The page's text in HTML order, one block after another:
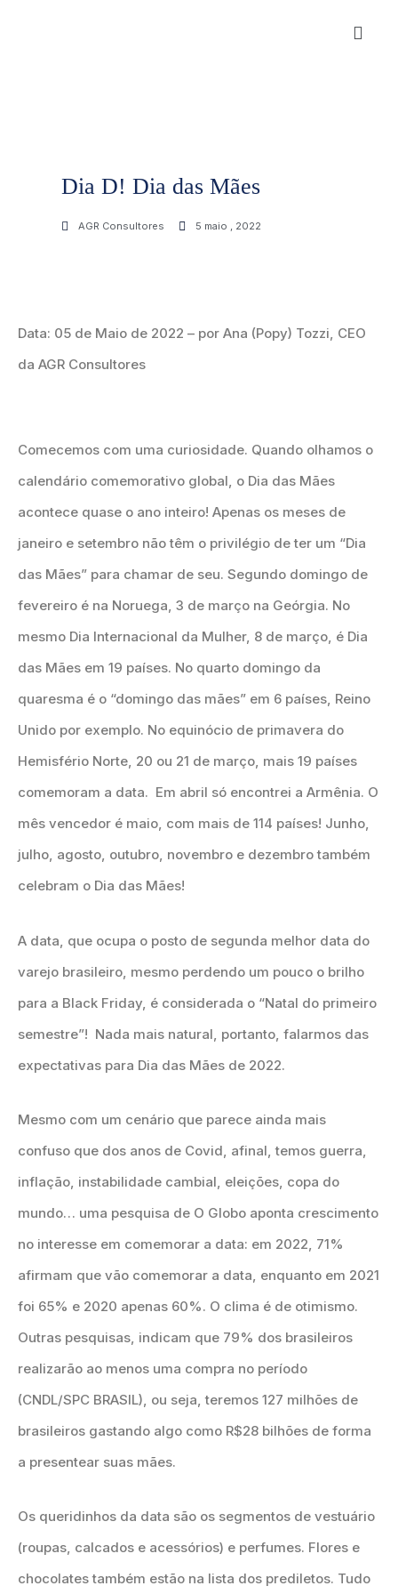
Dia D! Dia das Mães
AGR Consultores 5 maio , 2022
Data: 05 de Maio de 2022 – por Ana (Popy) Tozzi, CEO
da AGR Consultores
Comecemos com uma curiosidade. Quando olhamos o
calendário comemorativo global, o Dia das Mães
acontece quase o ano inteiro! Apenas os meses de
janeiro e setembro não têm o privilégio de ter um “Dia
das Mães” para chamar de seu. Segundo domingo de
fevereiro é na Noruega, 3 de março na Geórgia. No
mesmo Dia Internacional da Mulher, 8 de março, é Dia
das Mães em 19 países. No quarto domingo da
quaresma é o “domingo das mães” em 6 países, Reino
Unido por exemplo. No equinócio de primavera do
Hemisfério Norte, 20 ou 21 de março, mais 19 países
comemoram a data. Em abril só encontrei a Armênia. O
mês vencedor é maio, com mais de 114 países! Junho,
julho, agosto, outubro, novembro e dezembro também
celebram o Dia das Mães!
A data, que ocupa o posto de segunda melhor data do
varejo brasileiro, mesmo perdendo um pouco o brilho
para a Black Friday, é considerada o “Natal do primeiro
semestre”! Nada mais natural, portanto, falarmos das
expectativas para Dia das Mães de 2022.
Mesmo com um cenário que parece ainda mais
confuso que dos anos de Covid, afinal, temos guerra,
inflação, instabilidade cambial, eleições, copa do
mundo… uma pesquisa de O Globo aponta crescimento
no interesse em comemorar a data: em 2022, 71%
afirmam que vão comemorar a data, enquanto em 2021
foi 65% e 2020 apenas 60%. O clima é de otimismo.
Outras pesquisas, indicam que 79% dos brasileiros
realizarão ao menos uma compra no período
(CNDL/SPC BRASIL), ou seja, teremos 127 milhões de
brasileiros gastando algo como R$28 bilhões de forma
a presentear suas mães.
Os queridinhos da data são os segmentos de vestuário
(roupas, calcados e acessórios) e perfumes. Flores e
chocolates também estão na lista dos prediletos. Tudo